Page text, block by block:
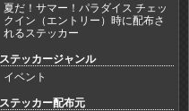
夏だ！サマー！パラダイス チェッ
クイン（エントリー）時に配布さ
れるステッカー
ステッカージャンル
イベント
ステッカー配布元